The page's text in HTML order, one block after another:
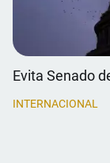
Evita Senado
INTERNACIONAL